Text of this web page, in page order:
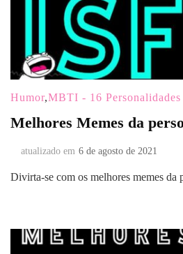
Humor,MBTI - 16 Personalidades
Melhores Memes da
atualizado em 6 de agosto de 2021
Divirta-se com os melhores memes da